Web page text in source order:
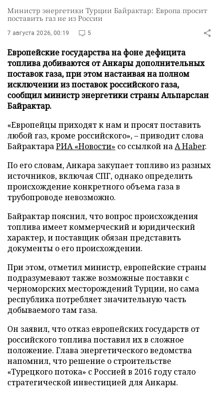
Министр энергетики Турции Байрактар: Европа просит
поставить газ не из России
7 августа 2026, 00:19 5
Европейские государства на фоне дефицита
топлива добиваются от Анкары дополнительных
поставок газа, при этом настаивая на полном
исключении из поставок российского газа,
сообщил министр энергетики страны Альпарслан
Байрактар.
«Европейцы приходят к нам и просят поставить
любой газ, кроме российского», – приводит слова
БайрактараРИА «Новости» со ссылкой наA Haber.
По его словам, Анкара закупает топливо из разных
источников, включая СПГ, однако определить
происхождение конкретного объема газа в
трубопроводе невозможно.
Байрактар пояснил, что вопрос происхождения
топлива имеет коммерческий и юридический
характер, и поставщик обязан представить
документы о его происхождении.
При этом, отметил министр, европейские страны
подразумевают также возможные поставки с
черноморских месторождений Турции, но сама
республика потребляет значительную часть
добываемого там газа.
Он заявил, что отказ европейских государств от
российского топлива поставил их в сложное
положение. Глава энергетического ведомства
напомнил, что решение о строительстве
«Турецкого потока» с Россией в 2016 году стало
стратегической инвестицией для Анкары.